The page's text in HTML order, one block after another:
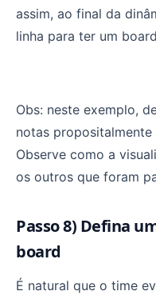
assim, ao final da
linha para ter um
Obs: neste exemplo,
notas propositalmente
Observe como a
os outros que foram
Passo 8) Defina
board
É natural que o time